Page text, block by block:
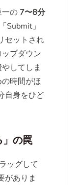
の 7〜8分
Submit」
セットされ
プダウン
してしま
時間がほ
自身をひど
」の罠
ッグして
がありま